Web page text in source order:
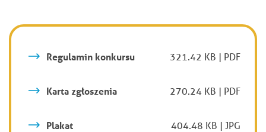
Regulamin konkursu 321.42 KB | PDF
Karta zgłoszenia 270.24 KB | PDF
Plakat 404.48 KB | JPG